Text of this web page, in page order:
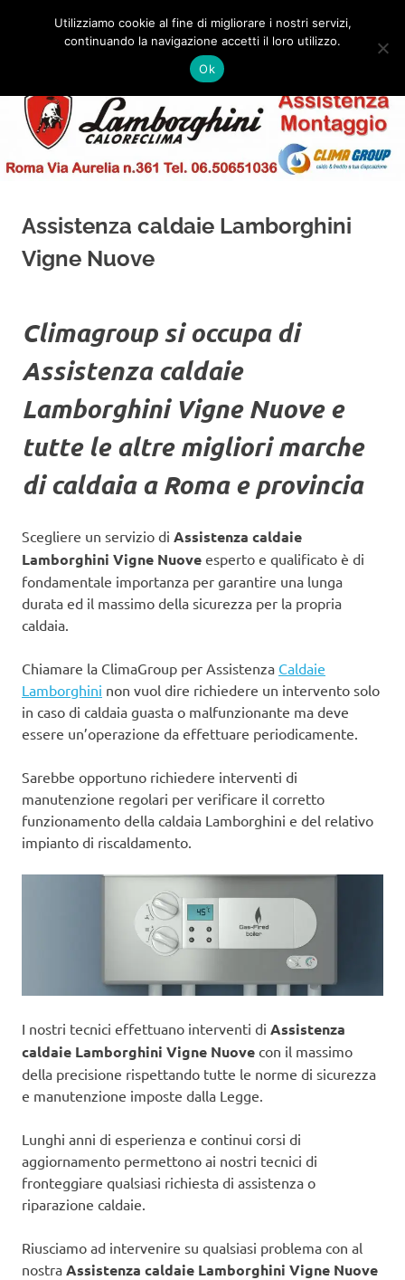
Caldaie
Lamborghini
Installazione
MENU
Assistenza caldaie Lamborghini
Vigne Nuove
Climagroup si occupa di
Assistenza caldaie
Lamborghini Vigne Nuove e
tutte le altre migliori marche
di caldaia a Roma e provincia
Scegliere un servizio di Assistenza caldaie
Lamborghini Vigne Nuove esperto e qualificato è di
fondamentale importanza per garantire una lunga
durata ed il massimo della sicurezza per la propria
caldaia.
Chiamare la ClimaGroup per Assistenza Caldaie
Lamborghini non vuol dire richiedere un intervento solo
in caso di caldaia guasta o malfunzionante ma deve
essere un’operazione da effettuare periodicamente.
Sarebbe opportuno richiedere interventi di
manutenzione regolari per verificare il corretto
funzionamento della caldaia Lamborghini e del relativo
impianto di riscaldamento.
I nostri tecnici effettuano interventi di Assistenza
caldaie Lamborghini Vigne Nuove con il massimo
della precisione rispettando tutte le norme di sicurezza
e manutenzione imposte dalla Legge.
Lunghi anni di esperienza e continui corsi di
aggiornamento permettono ai nostri tecnici di
fronteggiare qualsiasi richiesta di assistenza o
riparazione caldaie.
Riusciamo ad intervenire su qualsiasi problema con al
nostra Assistenza caldaie Lamborghini Vigne Nuove
Utilizziamo cookie al fine di migliorare i nostri servizi,
continuando la navigazione accetti il loro utilizzo.
Ok